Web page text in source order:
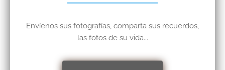
Envíenos sus fotografías, comparta sus recuerdos,
las fotos de su vida...